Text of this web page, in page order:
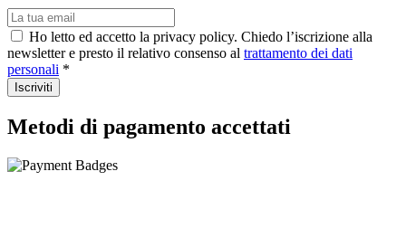
Ho letto ed accetto la privacy policy. Chiedo l’iscrizione alla
newsletter e presto il relativo consenso al trattamento dei dati
personali *
Iscriviti
Metodi di pagamento accettati